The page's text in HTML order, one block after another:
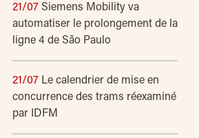
21/07 Siemens Mobility va
automatiser le prolongement de la
ligne 4 de São Paulo
21/07 Le calendrier de mise en
concurrence des trams réexaminé
par IDFM